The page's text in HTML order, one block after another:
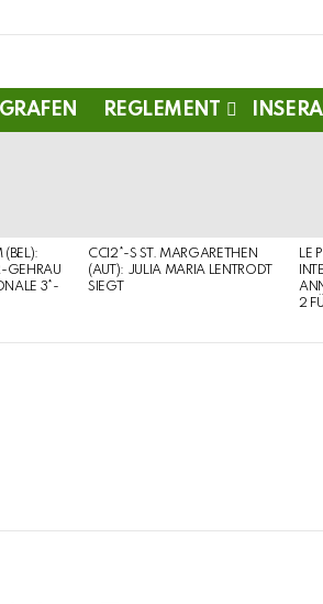
REGLEMENT
(BEL):
GEHRAU
3*-
CCI2*-S ST. MARGARETHEN
(AUT): JULIA MARIA LENTRODT
SIEGT
LE
2